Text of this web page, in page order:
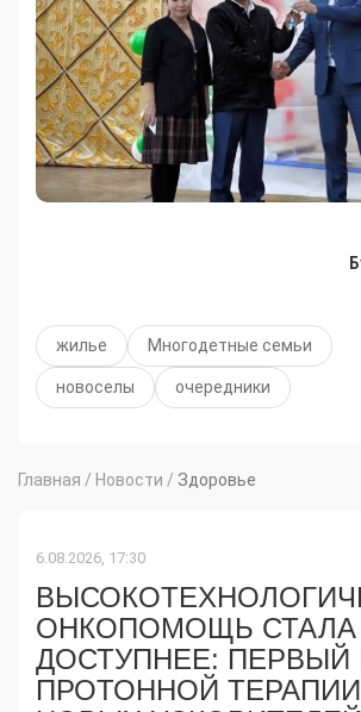
жилье Многодетные семьи
новоселы очередники
Главная / Новости / Здоровье
6.08.2026, 17:30
ОНКОПОМОЩЬ СТАЛА
ДОСТУПНЕЕ: ПЕРВЫЙ
ПРОТОННОЙ ТЕРАПИИ